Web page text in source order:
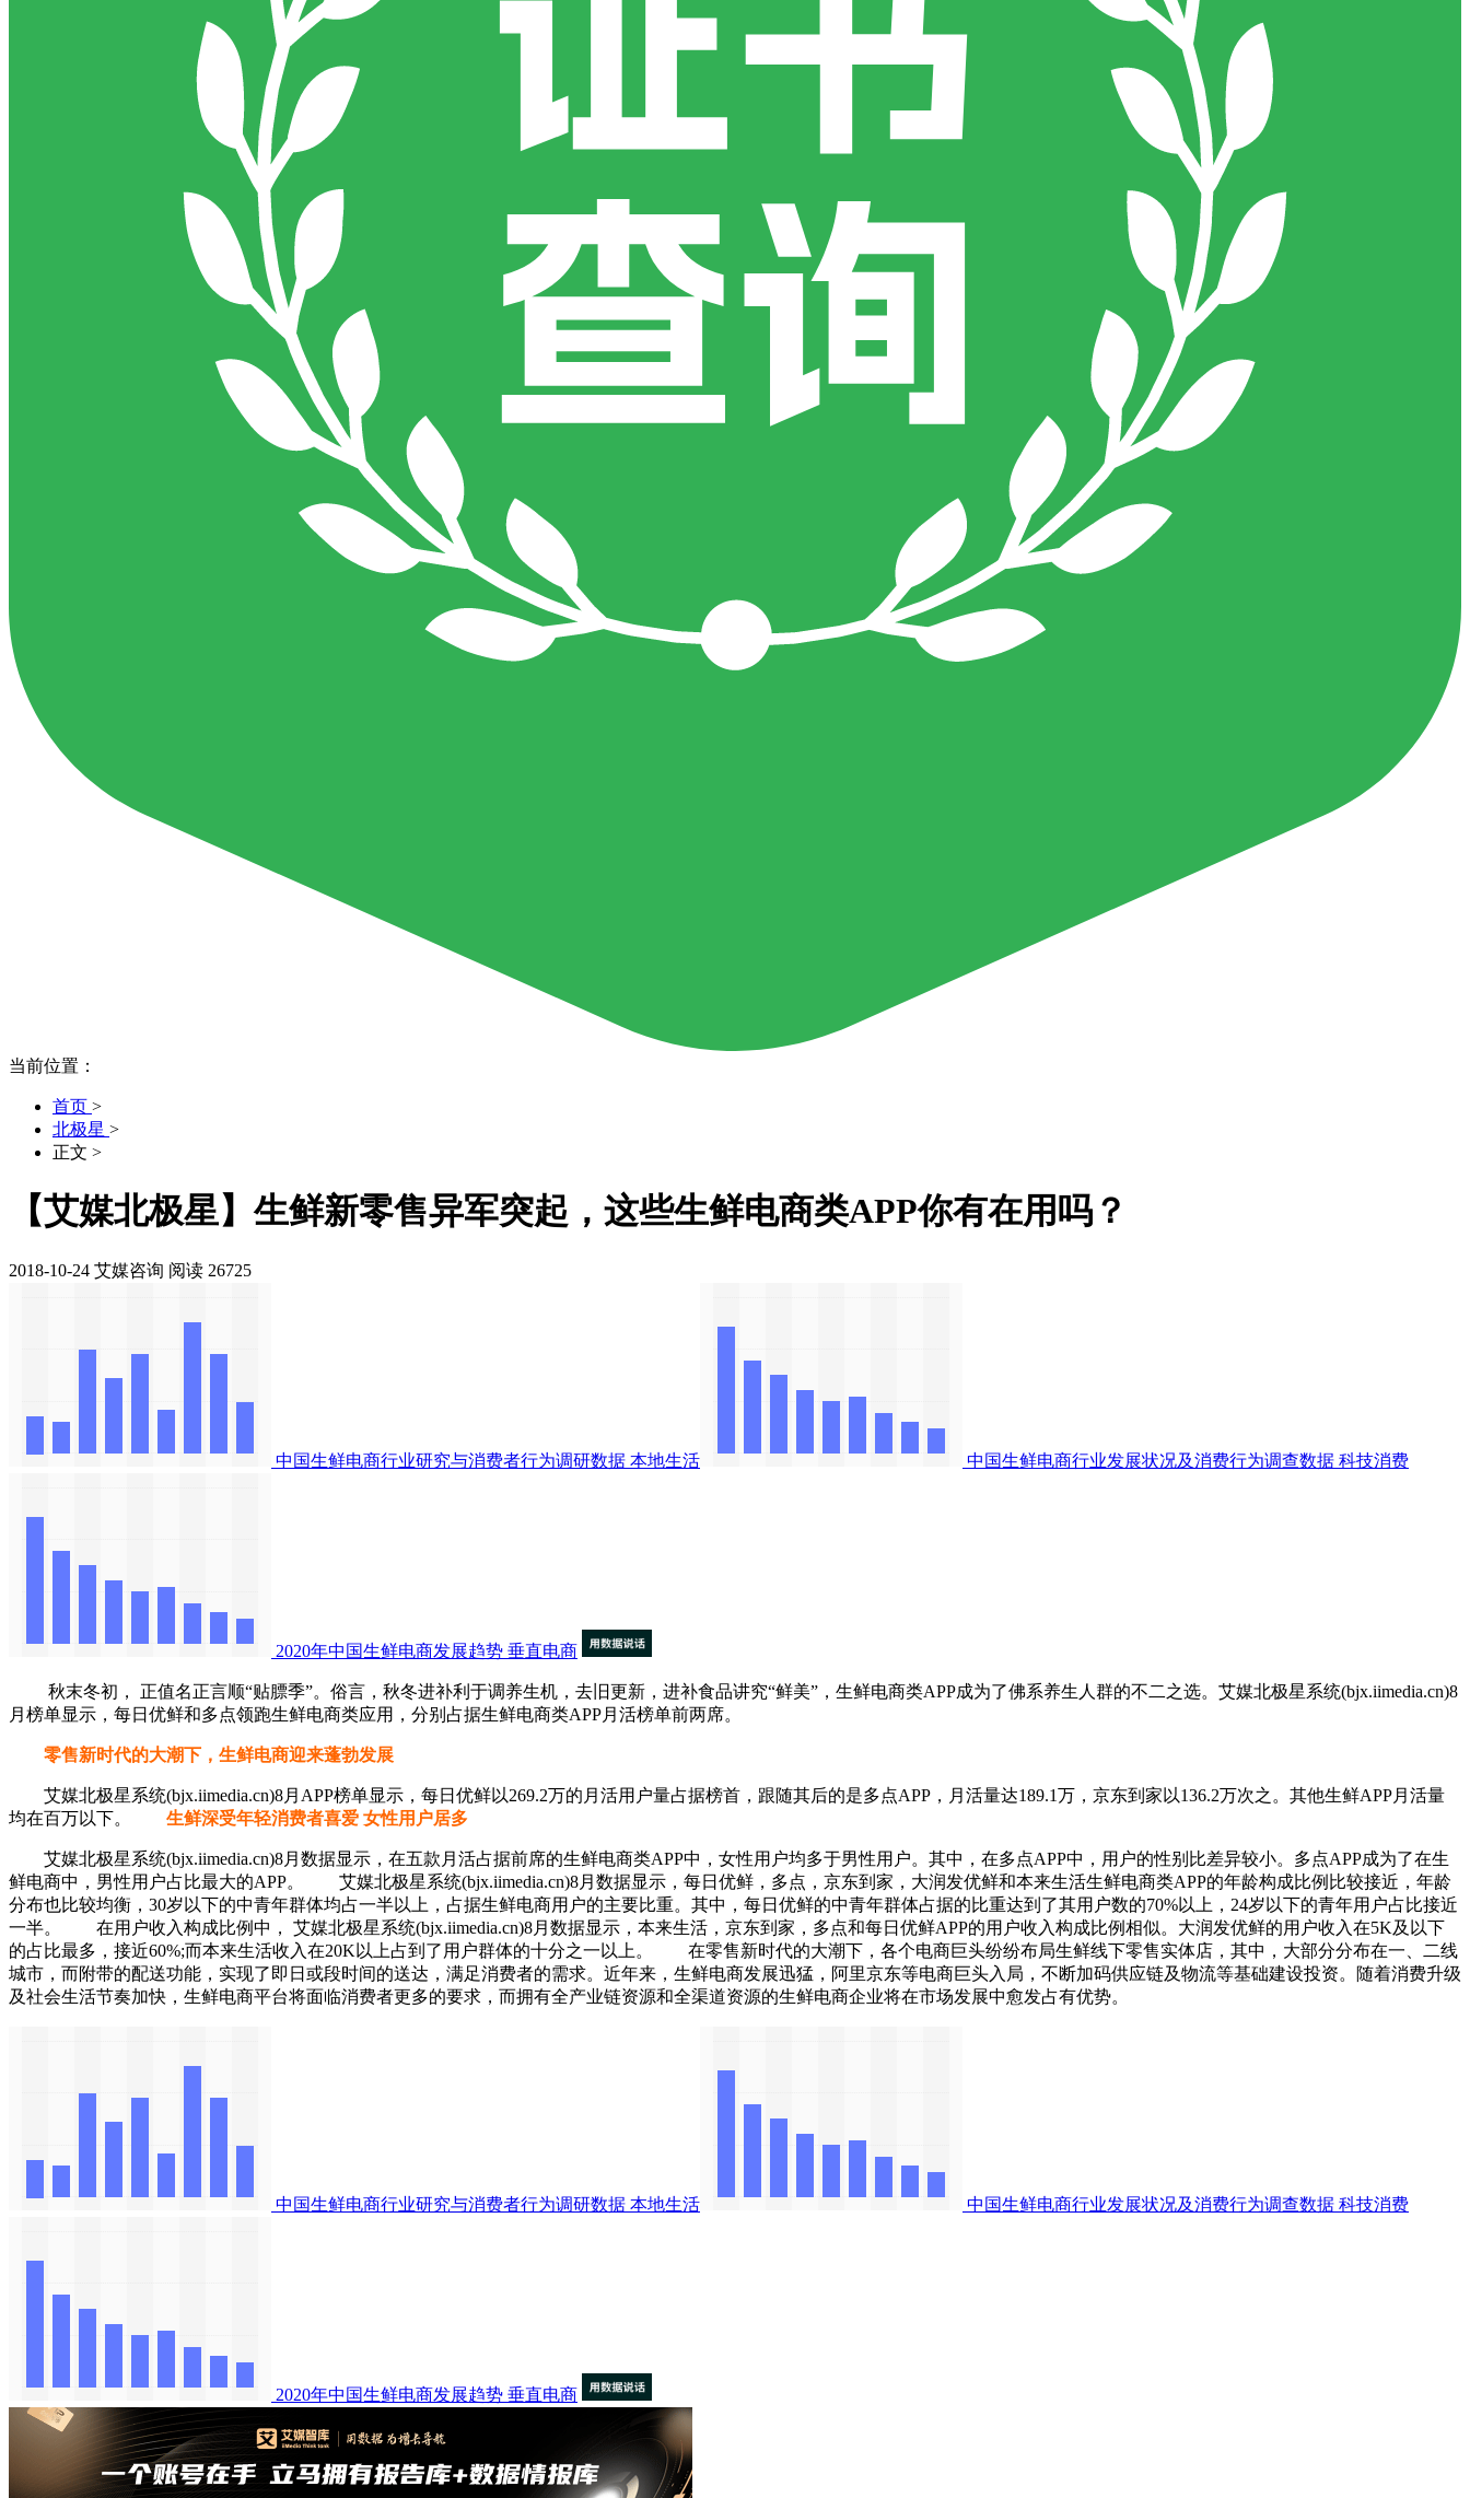
当前位置：
首页 >
北极星 >
正文 >
【艾媒北极星】生鲜新零售异军突起，这些生鲜电商类APP你有在用吗？
2018-10-24 艾媒咨询 阅读 26725
中国生鲜电商行业研究与消费者行为调研数据 本地生活 中国生鲜电商行业发展状况及消费行为调查数据 科技消费
2020年中国生鲜电商发展趋势 垂直电商
秋末冬初， 正值名正言顺“贴膘季”。俗言，秋冬进补利于调养生机，去旧更新，进补食品讲究“鲜美”，生鲜电商类APP成为了佛系养生人群的不二之选。艾媒北极星系统(bjx.iimedia.cn)8
月榜单显示，每日优鲜和多点领跑生鲜电商类应用，分别占据生鲜电商类APP月活榜单前两席。
零售新时代的大潮下，生鲜电商迎来蓬勃发展
艾媒北极星系统(bjx.iimedia.cn)8月APP榜单显示，每日优鲜以269.2万的月活用户量占据榜首，跟随其后的是多点APP，月活量达189.1万，京东到家以136.2万次之。其他生鲜APP月活量
均在百万以下。
生鲜深受年轻消费者喜爱 女性用户居多
艾媒北极星系统(bjx.iimedia.cn)8月数据显示，在五款月活占据前席的生鲜电商类APP中，女性用户均多于男性用户。其中，在多点APP中，用户的性别比差异较小。多点APP成为了在生
鲜电商中，男性用户占比最大的APP。
艾媒北极星系统(bjx.iimedia.cn)8月数据显示，每日优鲜，多点，京东到家，大润发优鲜和本来生活生鲜电商类APP的年龄构成比例比较接近，年龄
分布也比较均衡，30岁以下的中青年群体均占一半以上，占据生鲜电商用户的主要比重。其中，每日优鲜的中青年群体占据的比重达到了其用户数的70%以上，24岁以下的青年用户占比接近
一半。
在用户收入构成比例中， 艾媒北极星系统(bjx.iimedia.cn)8月数据显示，本来生活，京东到家，多点和每日优鲜APP的用户收入构成比例相似。大润发优鲜的用户收入在5K及以下
的占比最多，接近60%;而本来生活收入在20K以上占到了用户群体的十分之一以上。
在零售新时代的大潮下，各个电商巨头纷纷布局生鲜线下零售实体店，其中，大部分分布在一、二线
城市，而附带的配送功能，实现了即日或段时间的送达，满足消费者的需求。近年来，生鲜电商发展迅猛，阿里京东等电商巨头入局，不断加码供应链及物流等基础建设投资。随着消费升级
及社会生活节奏加快，生鲜电商平台将面临消费者更多的要求，而拥有全产业链资源和全渠道资源的生鲜电商企业将在市场发展中愈发占有优势。
中国生鲜电商行业研究与消费者行为调研数据 本地生活 中国生鲜电商行业发展状况及消费行为调查数据 科技消费
2020年中国生鲜电商发展趋势 垂直电商